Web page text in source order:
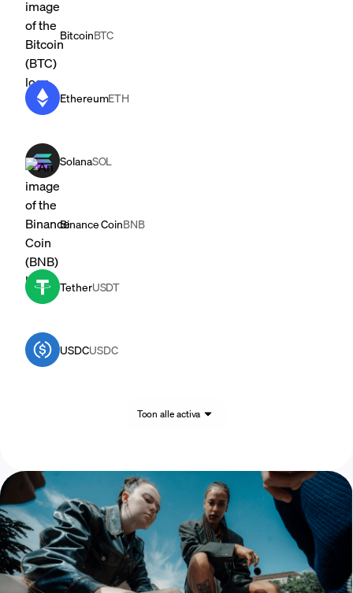
BitcoinBTC
EthereumETH
SolanaSOL
Binance CoinBNB
TetherUSDT
USDCUSDC
Toon alle activa